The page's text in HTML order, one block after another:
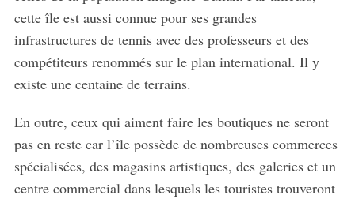
cette île est aussi connue pour ses grandes
infrastructures de tennis avec des professeurs et des
compétiteurs renommés sur le plan international. Il y
existe une centaine de terrains.
En outre, ceux qui aiment faire les boutiques ne seront
pas en reste car l’île possède de nombreuses commerces
spécialisées, des magasins artistiques, des galeries et un
centre commercial dans lesquels les touristes trouveront